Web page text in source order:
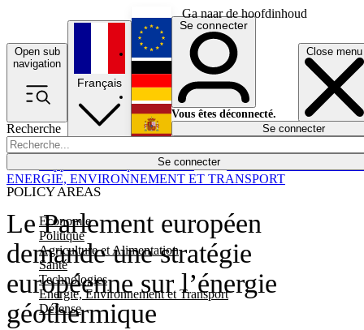
Ga naar de hoofdinhoud
Open sub
navigation
Close menu
Recherche
Se connecter
POLICY AREAS
Economie
Politique
Agriculture et Alimentation
Santé
Technologies
Energie, Environnement et Transport
Défense
Économie
Français
English
Deutsch
Español
Se connecter
Vous êtes déconnecté.
Se connecter
Le Parlement européen
demande une stratégie
européenne sur l’énergie
géothermique
ENERGIE, ENVIRONNEMENT ET TRANSPORT